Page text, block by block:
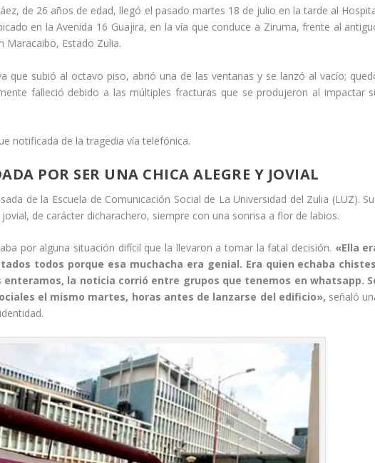
de 26 años de edad, llegó el pasado martes 18 de julio en la tarde al
en la Avenida 16 Guajira, en la vía que conduce a Ziruma, frente al
Maracaibo, Estado Zulia.
que subió al octavo piso, abrió una de las ventanas y se lanzó al vacío;
falleció debido a las múltiples fracturas que se produjeron al impactar
notificada de la tragedia vía telefónica.
POR SER UNA CHICA ALEGRE Y JOVIAL
de la Escuela de Comunicación Social de La Universidad del Zulia (LUZ).
de carácter dicharachero, siempre con una sonrisa a flor de labios.
por alguna situación difícil que la llevaron a tomar la fatal decisión. «Ella
todos porque esa muchacha era genial. Era quien echaba
enteramos, la noticia corrió entre grupos que tenemos en whatsapp.
el mismo martes, horas antes de lanzarse del edificio», señaló